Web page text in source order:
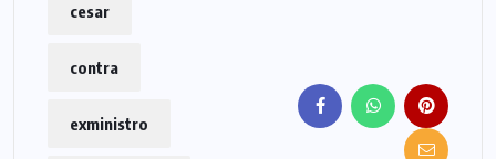
cesar
contra
exministro